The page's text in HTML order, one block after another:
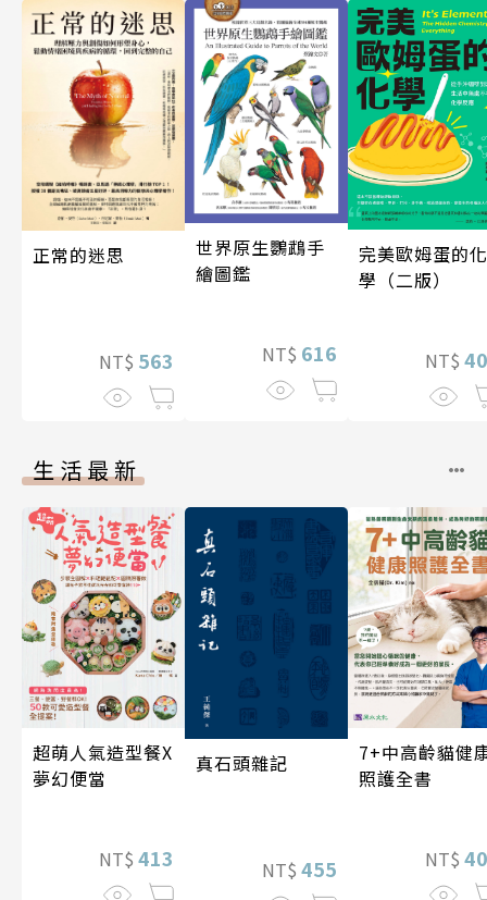
正常的迷思
NT$ 563
世界原生鸚鵡手
繪圖鑑
NT$ 616
完美歐姆蛋的化
學（二版）
NT$
生活最新
超萌人氣造型餐X
夢幻便當
NT$ 413
真石頭雜記
NT$ 455
7+中高齡貓健
照護全書
NT$